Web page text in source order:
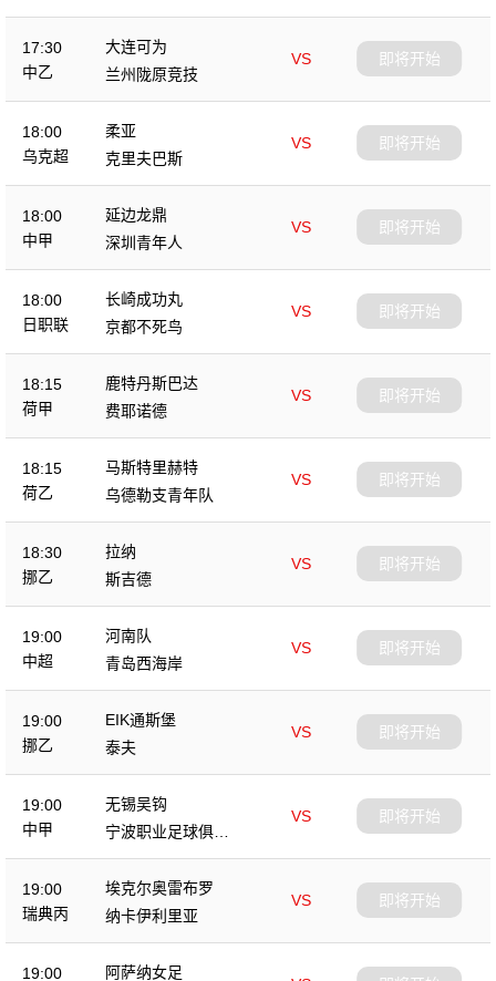
17:30
中乙
大连可为
VS
兰州陇原竞技
即将开始
18:00
乌克超
柔亚
VS
克里夫巴斯
即将开始
18:00
中甲
延边龙鼎
VS
深圳青年人
即将开始
18:00
日职联
长崎成功丸
VS
京都不死鸟
即将开始
18:15
荷甲
鹿特丹斯巴达
VS
费耶诺德
即将开始
18:15
荷乙
马斯特里赫特
VS
乌德勒支青年队
即将开始
18:30
挪乙
拉纳
VS
斯吉德
即将开始
19:00
中超
河南队
VS
青岛西海岸
即将开始
19:00
挪乙
EIK通斯堡
VS
泰夫
即将开始
19:00
中甲
无锡吴钩
VS
宁波职业足球俱乐
部
即将开始
19:00
瑞典丙
埃克尔奥雷布罗
VS
纳卡伊利里亚
即将开始
19:00 阿萨纳女足